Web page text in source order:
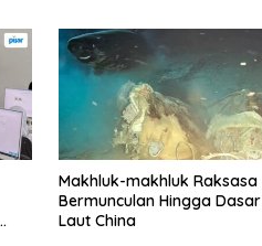
Makhluk-makhluk Raksasa
Bermunculan Hingga Dasar
Laut China